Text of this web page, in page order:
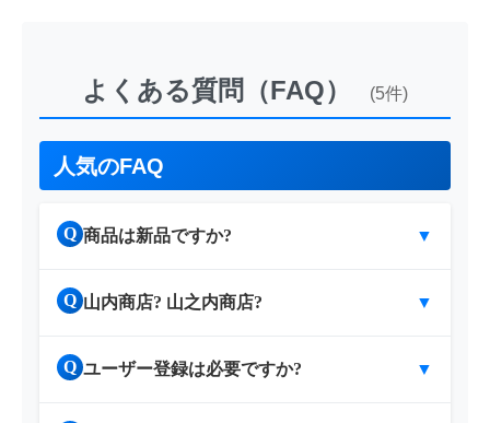
よくある質問（FAQ） (5件)
人気のFAQ
Q 商品は新品ですか? ▼
Q 山内商店? 山之内商店? ▼
Q ユーザー登録は必要ですか? ▼